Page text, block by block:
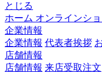
とじる
ホーム オンラインシ
企業情報
企業情報 代表者挨拶
店舗情報
店舗情報 来店受取注文